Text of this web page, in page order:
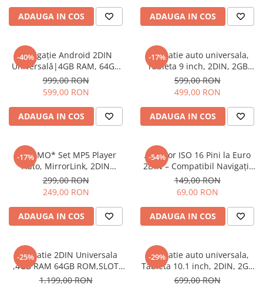
Navigatii Dacia
Navigatii Peugeot
Navigatii Audi
Navigatii BMW
Navigatii Mercedes
Navigatii Fiat
Navigatii Nissan
Navigatii Suzuki
Navigatii Mitsubishi
Navigatii Volvo
Navigatii KIA
Navigatii Renault
Navigatii Mazda
Navigatii Smart
Navigatii Chevrolet
ADAUGA IN COS ADAUGA IN COS
-40%
Navigație Android 2DIN
Universală|4GB RAM, 64GB
ROM, Ecran 7 inch, CarPlay și
Android Auto Wireless, Radio
RDS
999,00 RON
599,00 RON
ADAUGA IN COS
-17%
Navigatie auto universala,
Tableta 9 inch, 2DIN, 2GB
RAM, 64GB ROM, Android
Auto Cablu, Carplay Wireless,
GPS, Bluetooth 4.0, Radio FM,
Touchscreen
599,00 RON
499,00 RON
ADAUGA IN COS
-17%
*PROMO* Set MP5 Player
Auto, MirrorLink, 2DIN
Bluetooth, AUX, USB, Card
SD+Camera marsarier+Rama
299,00 RON
249,00 RON
ADAUGA IN COS
-54%
Adaptor ISO 16 Pini la Euro
2DIN – Compatibil Navigații
Kenwood, Sony, JVC,
Blaupunkt, Android – Cablaj
Auto Universal
149,00 RON
69,00 RON
ADAUGA IN COS
-25%
Navigatie 2DIN Universala
,4GB RAM 64GB ROM,SLOT
SIM 4G, CarPlay si Android
1.199,00 RON
-29%
Navigatie auto universala,
Tableta 10.1 inch, 2DIN, 2GB
RAM, 32GB ROM, Android
699,00 RON